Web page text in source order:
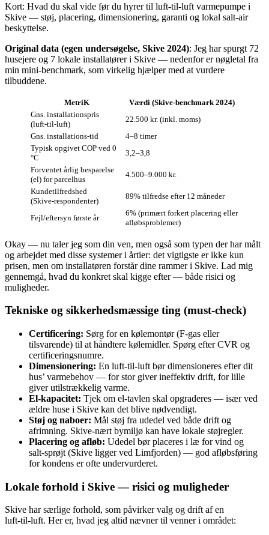
Kort: Hvad du skal vide før du hyrer til luft‑til‑luft varmepumpe i
Skive — støj, placering, dimensionering, garanti og lokal salt‑air
beskyttelse.
Original data (egen undersøgelse, Skive 2024): Jeg har spurgt 72
husejere og 7 lokale installatører i Skive — nedenfor er nøgletal fra
min mini‑benchmark, som virkelig hjælper med at vurdere
tilbuddene.
MetriK
Værdi (Skive‑benchmark 2024)
Gns. installationspris
(luft‑til‑luft)
22.500 kr. (inkl. moms)
Gns. installations‑tid
4–8 timer
Typisk opgivet COP ved 0
°C
3,2–3,8
Forventet årlig besparelse
(el) for parcelhus
4.500–9.000 kr.
Kundetilfredshed
(Skive‑respondenter)
89% tilfredse efter 12 måneder
Fejl/eftersyn første år
6% (primært forkert placering eller
afløbsproblemer)
Okay — nu taler jeg som din ven, men også som typen der har målt
og arbejdet med disse systemer i årtier: det vigtigste er ikke kun
prisen, men om installatøren forstår dine rammer i Skive. Lad mig
gennemgå, hvad du konkret skal kigge efter — både risici og
muligheder.
Tekniske og sikkerhedsmæssige ting (must‑check)
Certificering: Sørg for en kølemontør (F‑gas eller
tilsvarende) til at håndtere kølemidler. Spørg efter CVR og
certificeringsnumre.
Dimensionering: En luft‑til‑luft bør dimensioneres efter dit
hus’ varmebehov — for stor giver ineffektiv drift, for lille
giver utilstrækkelig varme.
El‑kapacitet: Tjek om el‑tavlen skal opgraderes — især ved
ældre huse i Skive kan det blive nødvendigt.
Støj og naboer: Mål støj fra udedel ved både drift og
afrimning. Skive‑nært bymiljø kan have lokale støjregler.
Placering og afløb: Udedel bør placeres i læ for vind og
salt‑sprøjt (Skive ligger ved Limfjorden) — god afløbsføring
for kondens er ofte undervurderet.
Lokale forhold i Skive — risici og muligheder
Skive har særlige forhold, som påvirker valg og drift af en
luft‑til‑luft. Her er, hvad jeg altid nævner til venner i området: